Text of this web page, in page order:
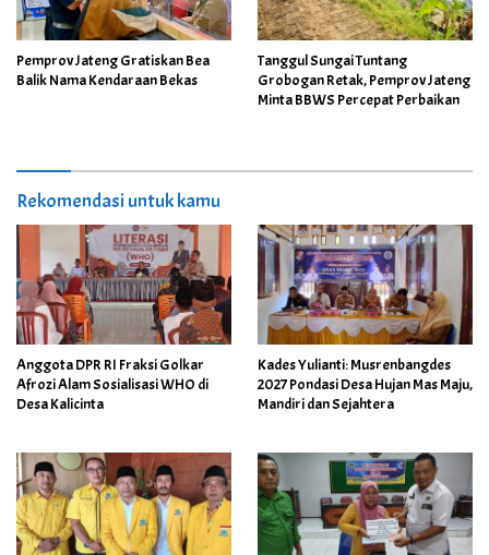
Pemprov Jateng Gratiskan Bea
Balik Nama Kendaraan Bekas
Tanggul Sungai Tuntang
Grobogan Retak, Pemprov Jateng
Minta BBWS Percepat Perbaikan
Rekomendasi untuk kamu
Anggota DPR RI Fraksi Golkar
Afrozi Alam Sosialisasi WHO di
Desa Kalicinta
Kades Yulianti: Musrenbangdes
2027 Pondasi Desa Hujan Mas Maju,
Mandiri dan Sejahtera